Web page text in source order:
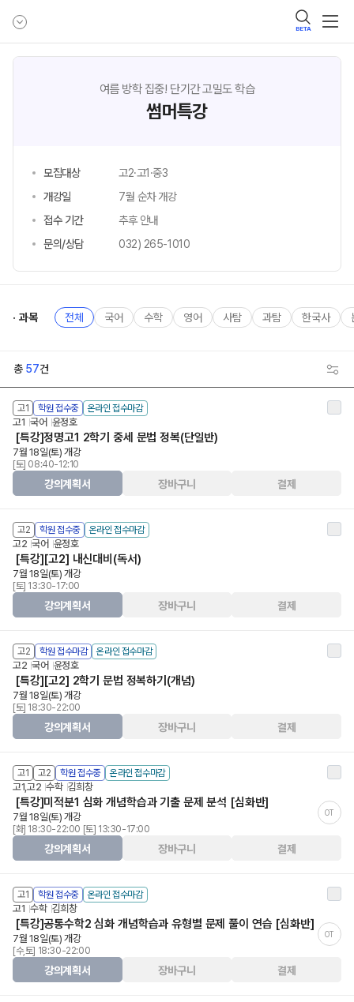
BETA
여름 방학 집중! 단기간 고밀도 학습
썸머특강
모집대상
고2·고1·중3
개강일
7월 순차 개강
접수 기간
추후 안내
문의/상담
032) 265-1010
과목 전체 국어 수학 영어 사탐 과탐 한국사
총 57건
고1 학원 접수중 온라인 접수마감
고1 국어 윤정호
[특강]정명고1 2학기 중세 문법 정복(단일반)
7월 18일(토) 개강
[토] 08:40-12:10
강의계획서 장바구니 결제
고2 학원 접수중 온라인 접수마감
고2 국어 윤정호
[특강][고2] 내신대비(독서)
7월 18일(토) 개강
[토] 13:30-17:00
강의계획서 장바구니 결제
고2 학원 접수마감 온라인 접수마감
고2 국어 윤정호
[특강][고2] 2학기 문법 정복하기(개념)
7월 18일(토) 개강
[토] 18:30-22:00
강의계획서 장바구니 결제
고1 고2 학원 접수중 온라인 접수마감
고1,고2 수학 김희창
[특강]미적분1 심화 개념학습과 기출 문제 분석 [심화반]
OT
7월 18일(토) 개강
[화] 18:30-22:00 [토] 13:30-17:00
강의계획서 장바구니 결제
고1 학원 접수중 온라인 접수마감
고1 수학 김희창
[특강]공통수학2 심화 개념학습과 유형별 문제 풀이 연습 [심화반]
OT
7월 18일(토) 개강
[수,토] 18:30-22:00
강의계획서 장바구니 결제